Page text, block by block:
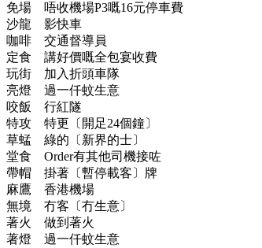
免場 唔收機場P3嘅16元停車費
沙龍 影快車
咖啡 交通督導員
定食 講好價嘅全包宴收費
玩街 加入折頭車隊
亮燈 過一仟蚊生意
咬飯 行紅隧
特攻 特更〔開足24個鐘〕
草蜢 綠的〔新界的士〕
堂食 Order有其他司機接咗
帶帽 掛著〔暫停載客〕牌
麻鷹 香港機場
無境 冇客〔冇生意〕
著火 做到著火
著燈 過一仟蚊生意